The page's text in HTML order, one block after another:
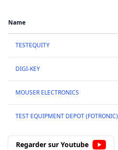
Name
TESTEQUITY
DIGI-KEY
MOUSER ELECTRONICS
TEST EQUIPMENT DEPOT (FOTRONIC)
Regarder sur Youtube